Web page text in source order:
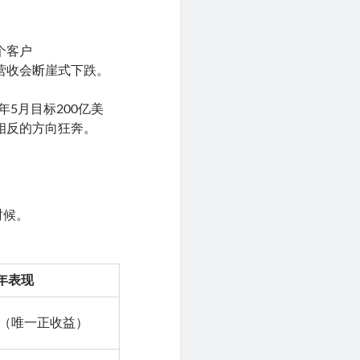
客户
会断崖式下跌。
5月目标200亿美
的方向狂奔。
。
表现
唯一正收益）